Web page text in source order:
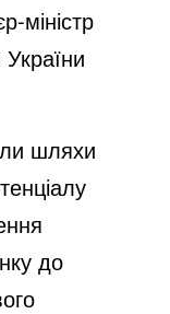
міністр
шляхи
до